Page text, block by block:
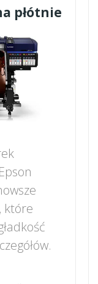
płótnie
które